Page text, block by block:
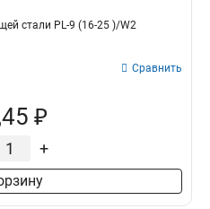
стали PL-9 (16-25 )/W2
Сравнить
₽
+